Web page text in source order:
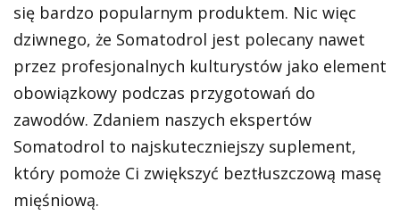
się bardzo popularnym produktem. Nic więc
dziwnego, że Somatodrol jest polecany nawet
przez profesjonalnych kulturystów jako element
obowiązkowy podczas przygotowań do
zawodów. Zdaniem naszych ekspertów
Somatodrol to najskuteczniejszy suplement,
który pomoże Ci zwiększyć beztłuszczową masę
mięśniową.